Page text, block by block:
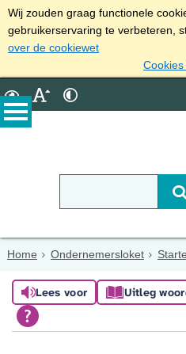
Wij zouden graag functionele
gebruikerservaring te verbeteren,
over de cookiewet
Home Ondernemersloket
Lees voor Uitleg